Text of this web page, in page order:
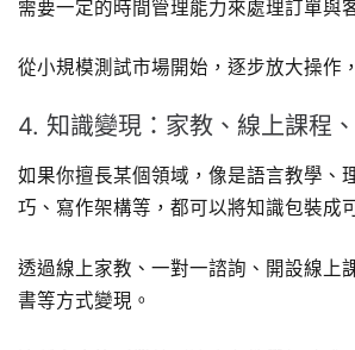
需要一定的時間管理能力來處理訂單與
從小規模測試市場開始，逐步放大操作
4. 知識變現：家教、線上課程
如果你擅長某個領域，像是語言教學、
巧、寫作架構等，都可以將知識包裝成
透過線上家教、一對一諮詢、開設線上
書等方式變現。